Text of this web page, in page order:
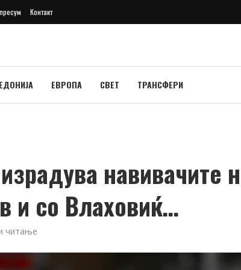
Контакт
ЕВРОПА СВЕТ ТРАНСФЕРИ
навивачите
и со Влаховиќ…
читање